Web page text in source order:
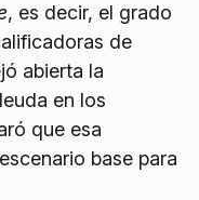
, es decir, el grado
de
abierta la
en los
que esa
base para